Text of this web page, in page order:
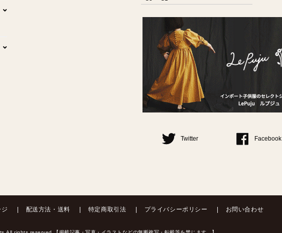
Twitter Facebook
配送方法・送料 特定商取引法 プライバシーポリシー お問い合わせ